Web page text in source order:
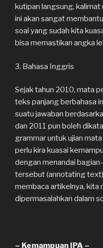
kutipan langsung, kalimat
ini akan sangat
soal yang sudah kita
bisa memastikan angka
3. Bahasa Inggris
Sejak tahun 2010, mata
teks panjang berbahasa
suatu jawaban
dan 2011 pun boleh
grammar untuk ujian
perlu kira kuasai
dengan menandai
tersebut (annotating
membaca artikelnya, kita
dipermasalahkan dalam
– Kemampuan IPA –